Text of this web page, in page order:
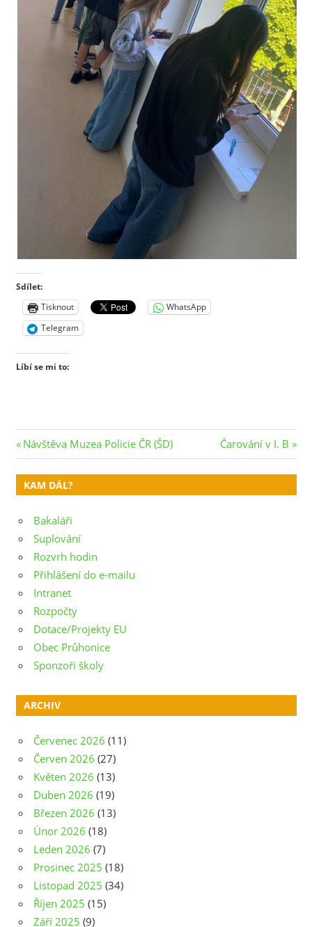
Sdílet:
Tisknout
WhatsApp
Telegram
Líbí se mi to:
Navigace
pro
příspěvek
Previous
Post:
Návštěva Muzea Policie ČR (ŠD)
Next
Post:
Čarování v I. B
KAM DÁL?
Bakaláři
Suplování
Rozvrh hodin
Přihlášení do e-mailu
Intranet
Rozpočty
Dotace/Projekty EU
Obec Průhonice
Sponzoři školy
ARCHIV
Červenec 2026 (11)
Červen 2026 (27)
Květen 2026 (13)
Duben 2026 (19)
Březen 2026 (13)
Únor 2026 (18)
Leden 2026 (7)
Prosinec 2025 (18)
Listopad 2025 (34)
Říjen 2025 (15)
Září 2025 (9)